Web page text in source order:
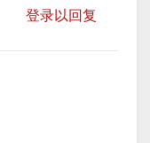
登录以回复